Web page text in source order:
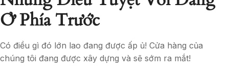
Ở Phía Trước
Có điều gì đó lớn lao đang được ấp ủ! Cửa hàng của
chúng tôi đang được xây dựng và sẽ sớm ra mắt!